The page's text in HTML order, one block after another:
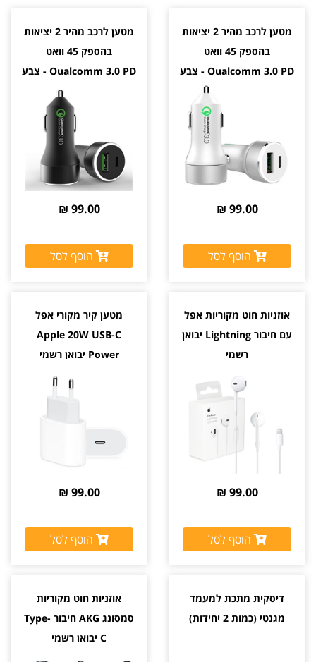
מטען לרכב מהיר 2 יציאות
בהספק 45 וואט
Qualcomm 3.0 PD - צבע
99.00 ₪
הוסף לסל
מטען לרכב מהיר 2 יציאות
בהספק 45 וואט
Qualcomm 3.0 PD - צבע
99.00 ₪
הוסף לסל
אוזניות חוט מקוריות אפל
עם חיבור Lightning יבואן
רשמי
99.00 ₪
הוסף לסל
מטען קיר מקורי אפל
Apple 20W USB-C
Power יבואן רשמי
99.00 ₪
הוסף לסל
דיסקית מתכת למעמד
מגנטי (כמות 2 יחידות)
אוזניות חוט מקוריות
סמסונג AKG חיבור Type-
C יבואן רשמי